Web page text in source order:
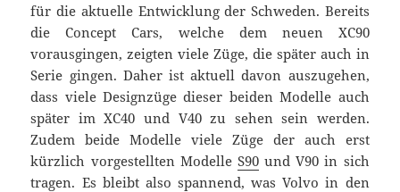
für die aktuelle Entwicklung der Schweden. Bereits
die Concept Cars, welche dem neuen XC90
vorausgingen, zeigten viele Züge, die später auch in
Serie gingen. Daher ist aktuell davon auszugehen,
dass viele Designzüge dieser beiden Modelle auch
später im XC40 und V40 zu sehen sein werden.
Zudem beide Modelle viele Züge der auch erst
kürzlich vorgestellten Modelle S90und V90 in sich
tragen. Es bleibt also spannend, was Volvo in den